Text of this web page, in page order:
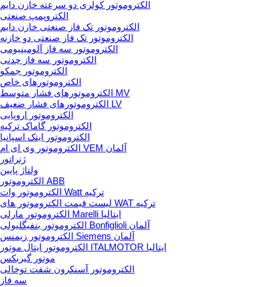
الکتروموتور کولری دو سرعته خازن دایم
الکتروپمپ صنعتی
الکتروموتور تک فاز صنعتی خازن دایم
الکتروموتور تک فاز صنعتی دو خازنه
الکتروموتور سه فاز آلومینیومی
الکتروموتور سه فاز چدنی
الکتروموتور جمکو
الکتروموتورهای خاص
الکتروموتورهای فشار متوسط MV
الکتروموتورهای فشار ضعیف LV
الکتروموتور اروپایی
الکتروموتور گاماک ترکیه
الکتروموتور ایتک اسپانیا
الکتروموتور وی ای ام VEM آلمان
ژنراتور
ولتاژ پایین
الکتروموتور ABB
الکتروموتور وات Watt ترکیه
لیست قیمت الکتروموتور های WAT ترکیه
الکتروموتور مارلی Marelli ایتالیا
الکتروموتور بنفیگلیولی Bonfiglioli آلمان
الکتروموتور زیمنس Siemens آلمان
الکتروموتور ایتال موتور ITALMOTOR ایتالیا
موتور گیربکس
الکتروموتور آسنکرون شفت توخالی
سه فاز